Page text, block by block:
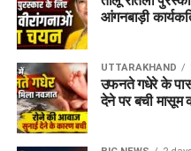
अगर यह योजना धरातल पर
परिवार जैसा माहौल, बेहतर
सकेगा। इससे बच्चों और महिलाओं
भी मदद मिलने की उम्मीद है।
आंगनबाड़ी
UTTARAKHAND
उफनते गधेरे के
देने पर बची मासूम